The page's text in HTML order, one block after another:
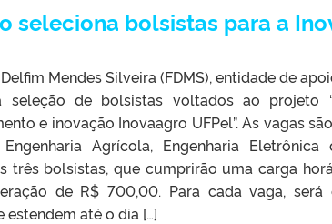
seleciona bolsistas para a
Mendes Silveira (FDMS), entidade de
seleção de bolsistas voltados ao projeto
e inovação Inovaagro UFPel”. As vagas
Engenharia Agrícola, Engenharia
três bolsistas, que cumprirão uma carga
de R$ 700,00. Para cada vaga,
estendem até o dia […]